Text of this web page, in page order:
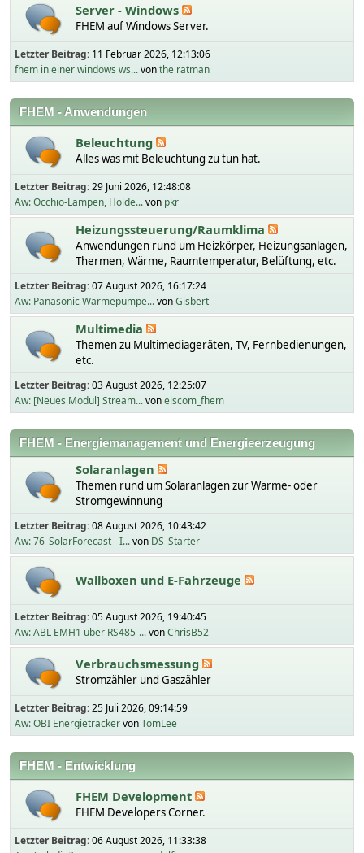
Server - Windows
FHEM auf Windows Server.
Letzter Beitrag: 11 Februar 2026, 12:13:06
fhem in einer windows ws...vonthe ratman
FHEM - Anwendungen
Beleuchtung
Alles was mit Beleuchtung zu tun hat.
Letzter Beitrag:29 Juni 2026, 12:48:08
Aw: Occhio-Lampen, Holde...von pkr
Heizungssteuerung/Raumklima
Anwendungen rund um Heizkörper, Heizungsanlagen,
Thermen, Wärme, Raumtemperatur, Belüftung, etc.
Letzter Beitrag:07 August 2026, 16:17:24
Aw: Panasonic Wärmepumpe...vonGisbert
Multimedia
Themen zu Multimediageräten, TV, Fernbedienungen,
etc.
Letzter Beitrag:03 August 2026, 12:25:07
Aw: [Neues Modul] Stream...vonelscom_fhem
FHEM - Energiemanagement und Energieerzeugung
Solaranlagen
Themen rund um Solaranlagen zur Wärme- oder
Stromgewinnung
Letzter Beitrag:08 August 2026, 10:43:42
Aw: 76_SolarForecast - I...von DS_Starter
Wallboxen und E-Fahrzeuge
Letzter Beitrag:05 August 2026, 19:40:45
Aw: ABL EMH1 über RS485-...vonChrisB52
Verbrauchsmessung
Stromzähler und Gaszähler
Letzter Beitrag:25 Juli 2026, 09:14:59
Aw: OBI EnergietrackervonTomLee
FHEM - Entwicklung
FHEM Development
FHEM Developers Corner.
Letzter Beitrag:06 August 2026, 11:33:38